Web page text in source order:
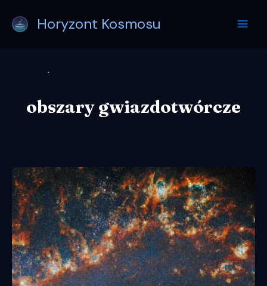
treści
Horyzont Kosmosu
obszary gwiazdotwórcze